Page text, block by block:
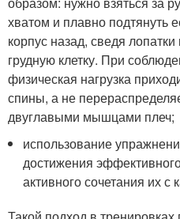
хватом и плавно подтянуть
корпус назад, сведя
грудную клетку. При
физическая нагрузка
спины, а не
двуглавыми мышцами плеч;
использование
достижения
активного сочетания их с